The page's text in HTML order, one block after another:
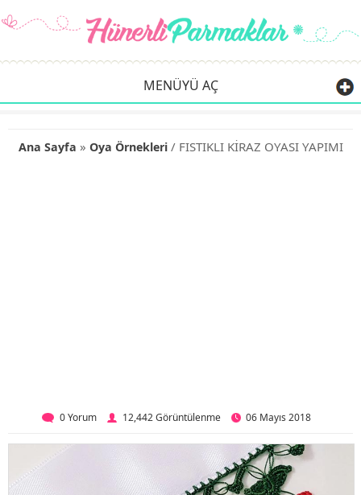
MENÜYÜ AÇ
Ana Sayfa » Oya Örnekleri/ FISTIKLI KİRAZ OYASI YAPIMI
0 Yorum 12,442 Görüntülenme 06 Mayıs 2018